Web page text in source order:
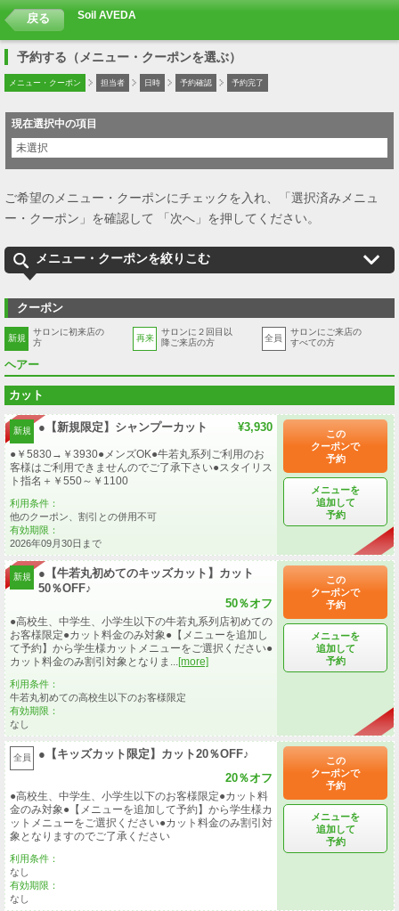
戻る Soil AVEDA
予約する（メニュー・クーポンを選ぶ）
メニュー・クーポン 担当者 日時 予約確認 予約完了
現在選択中の項目
未選択
ご希望のメニュー・クーポンにチェックを入れ、「選択済みメニュ
ー・クーポン」を確認して 「次へ」を押してください。
メニュー・クーポンを絞りこむ
クーポン
新規
サロンに初来店の
方
再来
サロンに２回目以
降ご来店の方
全員
サロンにご来店の
すべての方
ヘアー
カット
新規 ●【新規限定】シャンプーカット ¥3,930
●￥5830→￥3930●メンズOK●牛若丸系列ご利用のお
客様はご利用できませんのでご了承下さい●スタイリス
ト指名＋￥550～￥1100
利用条件：
他のクーポン、割引との併用不可
有効期限：
2026年09月30日まで
この
クーポンで
予約
メニューを
追加して
予約
新規
●【牛若丸初めてのキッズカット】カット
50％OFF♪
50％オフ
●高校生、中学生、小学生以下の牛若丸系列店初めての
お客様限定●カット料金のみ対象●【メニューを追加し
て予約】から学生様カットメニューをご選択ください●
カット料金のみ割引対象となりま...[more]
利用条件：
牛若丸初めての高校生以下のお客様限定
有効期限：
なし
この
クーポンで
予約
メニューを
追加して
予約
全員
●【キッズカット限定】カット20％OFF♪
20％オフ
●高校生、中学生、小学生以下のお客様限定●カット料
金のみ対象●【メニューを追加して予約】から学生様カ
ットメニューをご選択ください●カット料金のみ割引対
象となりますのでご了承ください
利用条件：
なし
有効期限：
なし
この
クーポンで
予約
メニューを
追加して
予約